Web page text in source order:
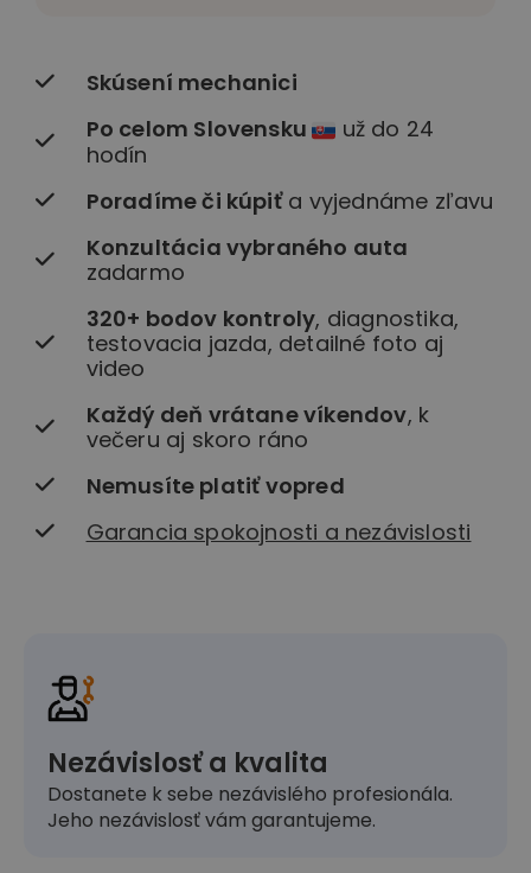
Skúsení mechanici
Po celom Slovensku
už do 24
hodín
Poradíme či kúpiťa vyjednáme zľavu
Konzultácia vybraného auta
zadarmo
320+ bodov kontroly, diagnostika,
testovacia jazda, detailné foto aj
video
Každý deň vrátane víkendov, k
večeru aj skoro ráno
Nemusíte platiť vopred
Garancia spokojnosti a nezávislosti
Nezávislosť a kvalita
Dostanete k sebe nezávislého profesionála.
Jeho nezávislosť vám garantujeme.